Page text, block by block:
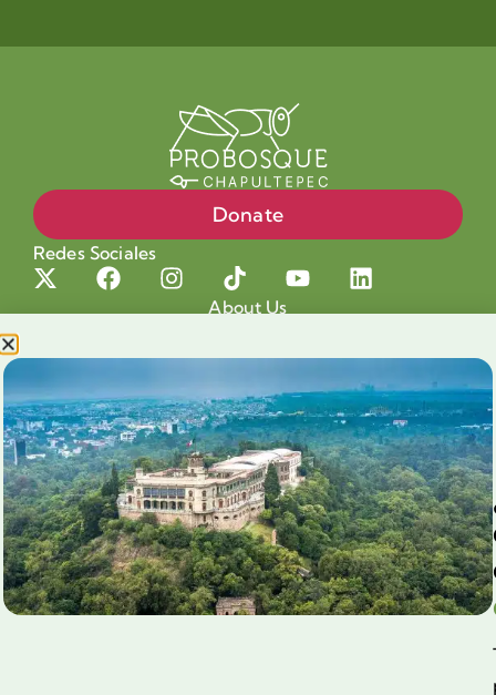
Donate
Redes Sociales
About Us
Our cause
Shop for a cause
Blog
Chapultepec Volunteering
Aliados
Legales
Prensa